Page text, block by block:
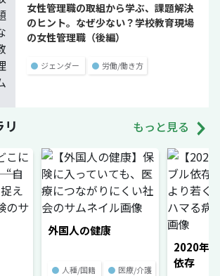
女性管理職の取組から学ぶ、課題解決
のヒント。なぜ少ない？学校教育現場
の女性管理職（後編）
● ジェンダー ● 労働/働き方
もっと見る
外国人の健康
● 人種/国籍 ● 医療/介護
2020年
依存